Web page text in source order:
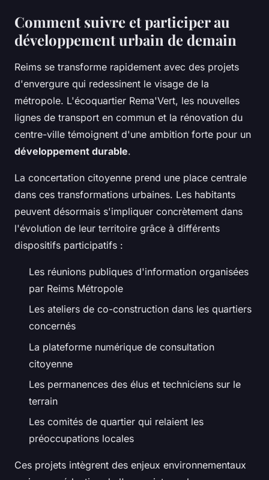
Comment suivre et participer au
développement urbain de demain
Reims se transforme rapidement avec des projets
d'envergure qui redessinent le visage de la
métropole. L'écoquartier Rema'Vert, les nouvelles
lignes de transport en commun et la rénovation du
centre-ville témoignent d'une ambition forte pour un
développement durable.
La concertation citoyenne prend une place centrale
dans ces transformations urbaines. Les habitants
peuvent désormais s'impliquer concrètement dans
l'évolution de leur territoire grâce à différents
dispositifs participatifs :
Les réunions publiques d'information organisées
par Reims Métropole
Les ateliers de co-construction dans les quartiers
concernés
La plateforme numérique de consultation
citoyenne
Les permanences des élus et techniciens sur le
terrain
Les comités de quartier qui relaient les
préoccupations locales
Ces projets intègrent des enjeux environnementaux